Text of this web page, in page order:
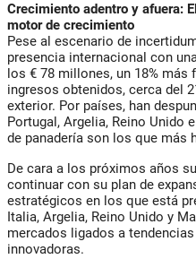
Crecimiento adentro y afuera:
motor de crecimiento
Pese al escenario de
presencia internacional con
los € 78 millones, un 18% más
ingresos obtenidos, cerca del
exterior. Por países, han
Portugal, Argelia, Reino Unido
de panadería son los que más
De cara a los próximos años
continuar con su plan de
estratégicos en los que está
Italia, Argelia, Reino Unido y
mercados ligados a
innovadoras.